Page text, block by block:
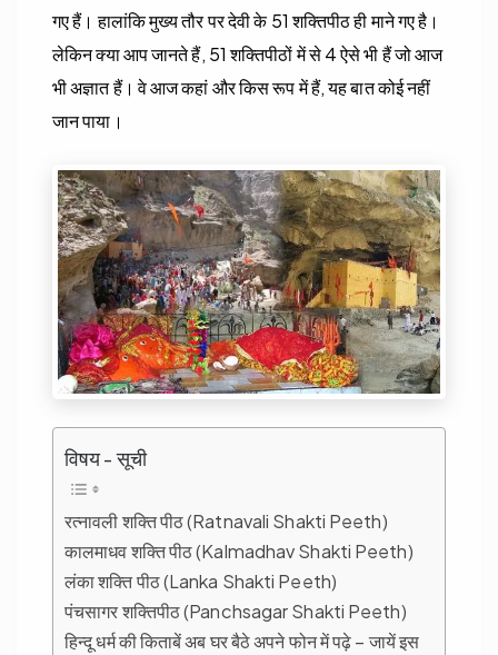
गए हैं। हालांकि मुख्य तौर पर देवी के 51 शक्तिपीठ ही माने गए है।
लेकिन क्या आप जानते हैं, 51 शक्तिपीठों में से 4 ऐसे भी हैं जो आज
भी अज्ञात हैं। वे आज कहां और किस रूप में हैं, यह बात कोई नहीं
जान पाया।
विषय - सूची
रत्नावली शक्ति पीठ (Ratnavali Shakti Peeth)
कालमाधव शक्ति पीठ (Kalmadhav Shakti Peeth)
लंका शक्ति पीठ (Lanka Shakti Peeth)
पंचसागर शक्तिपीठ (Panchsagar Shakti Peeth)
हिन्दू धर्म की किताबें अब घर बैठे अपने फोन में पढ़े – जायें इस